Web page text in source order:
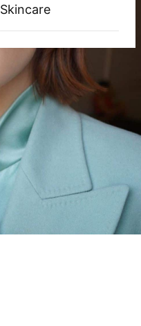
Skincare